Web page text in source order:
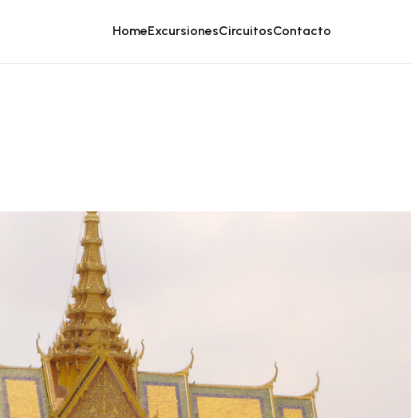
HomeExcursionesCircuitosContacto